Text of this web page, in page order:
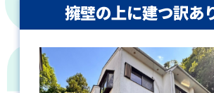
擁壁の上に建つ訳あ